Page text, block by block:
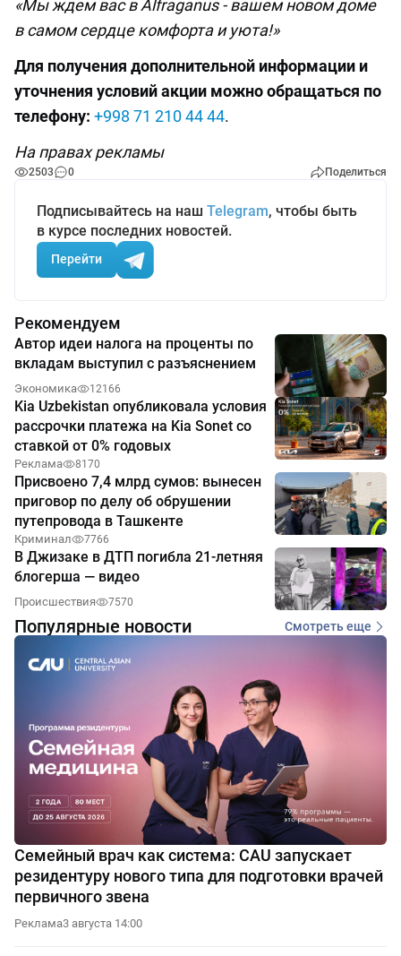
«‎Мы ждем вас в Alfraganus - вашем новом доме
в самом сердце комфорта и уюта!»‎
Для получения дополнительной информации и
уточнения условий акции можно обращаться по
телефону: +998 71 210 44 44.
На правах рекламы
2503 0 Поделиться
Подписывайтесь на наш Telegram, чтобы быть
в курсе последних новостей.
Перейти
Рекомендуем
Автор идеи налога на проценты по
вкладам выступил с разъяснением
Экономика 12166
Kia Uzbekistan опубликовала условия
рассрочки платежа на Kia Sonet со
ставкой от 0% годовых
Реклама 8170
Присвоено 7,4 млрд сумов: вынесен
приговор по делу об обрушении
путепровода в Ташкенте
Криминал 7766
В Джизаке в ДТП погибла 21-летняя
блогерша — видео
Происшествия 7570
Популярные новости Смотреть еще
Семейный врач как система: CAU запускает
резидентуру нового типа для подготовки врачей
первичного звена
Реклама3 августа 14:00